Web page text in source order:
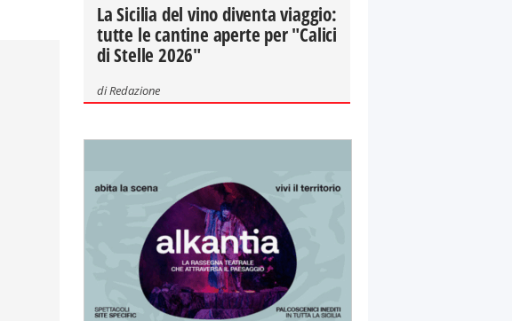
La Sicilia del vino diventa viaggio:
tutte le cantine aperte per "Calici
di Stelle 2026"
diRedazione